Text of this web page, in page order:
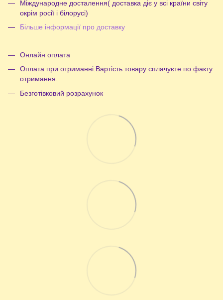
Міждународне досталення( доставка діє у всі країни світу
окрім росії і білорусі)
Більше інформації про доставку
Онлайн оплата
Оплата при отриманні.Вартість товару сплачуєте по факту
отримання.
Безготівковий розрахунок